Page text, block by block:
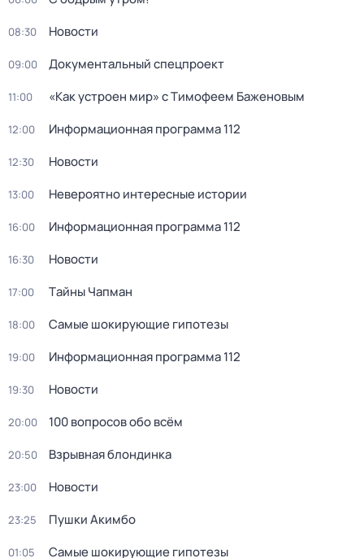
08:30 Новости
09:00 Докyментальный cпецпроект
11:00 «Как устроен мир» с Тимофеем Баженовым
12:00 Информационная программа 112
12:30 Новости
13:00 Невероятно интересные истории
16:00 Информационная программа 112
16:30 Новости
17:00 Тaйны Чапман
18:00 Самые шoкиpующие гипотезы
19:00 Информационная программа 112
19:30 Новости
20:00 100 вопросов обо всём
20:50 Взрывная блондинка
23:00 Новости
23:25 Пушки Акимбо
01:05 Самые шoкиpующие гипотезы